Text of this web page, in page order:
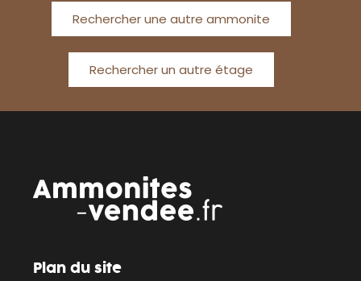
Rechercher une autre ammonite
Rechercher un autre étage
Plan du site